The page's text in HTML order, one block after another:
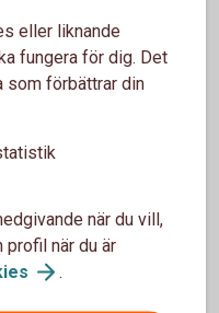
visas informationen
e-faktura
eller liknande
fungera för dig. Det
som förbättrar din
när du vill,
när du är
.